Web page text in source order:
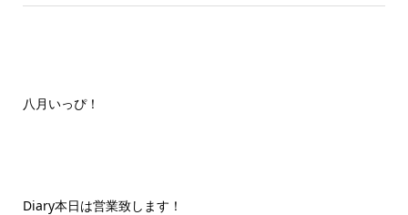
八月いっぴ！
Diary本日は営業致します！